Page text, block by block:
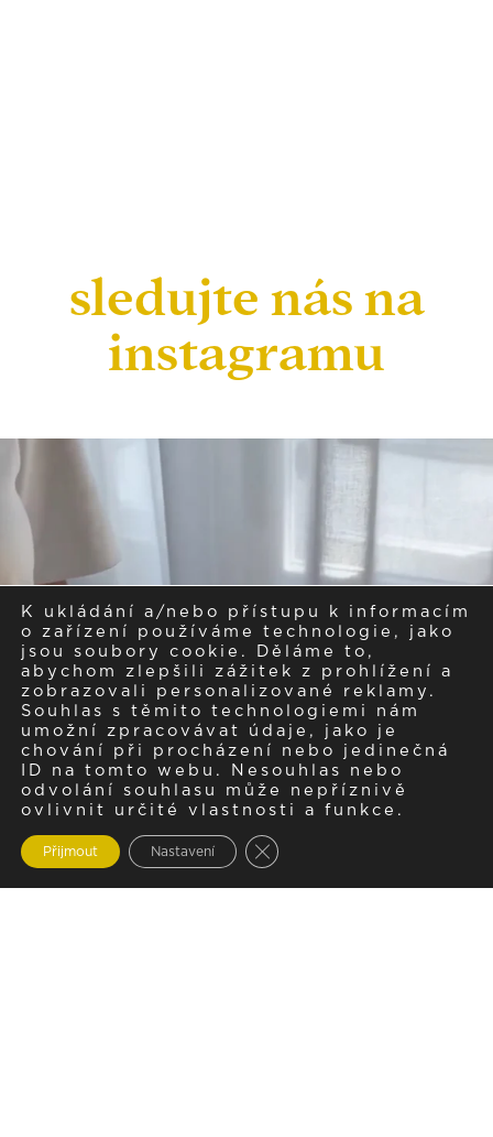
sledujte nás na
instagramu
K ukládání a/nebo přístupu k informacím
o zařízení používáme technologie, jako
jsou soubory cookie. Děláme to,
abychom zlepšili zážitek z prohlížení a
zobrazovali personalizované reklamy.
Souhlas s těmito technologiemi nám
umožní zpracovávat údaje, jako je
chování při procházení nebo jedinečná
ID na tomto webu. Nesouhlas nebo
odvolání souhlasu může nepříznivě
ovlivnit určité vlastnosti a funkce.
Přijmout Nastavení Zavřít cookie lištu GDPR